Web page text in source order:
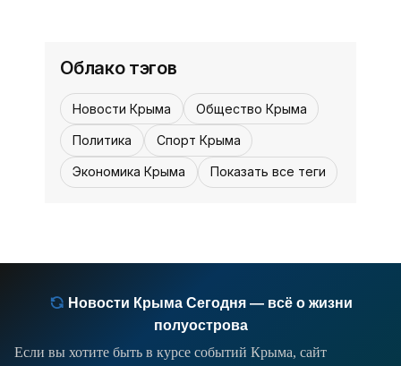
Номера с удобствами и видом на
20% на сентябрь! Отдых в Крыму
2019 - жильё в Крыму без
посредников - «Отдых в Крыму»
Цены указаны за номер в сутки Июнь:
От 1300 руб Июль: ...
Облако тэгов
Новости Крыма Общество Крыма
Политика Спорт Крыма
Экономика Крыма Показать все теги
Новости Крыма Сегодня — всё о жизни
полуострова
Если вы хотите быть в курсе событий Крыма, сайт